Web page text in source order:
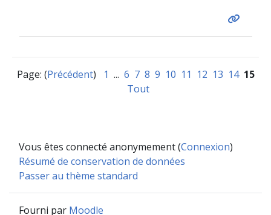
Page: (Précédent) 1 ... 6 7 8 9 10 11 12 13 14 15
Tout
Vous êtes connecté anonymement (Connexion)
Résumé de conservation de données
Passer au thème standard
Fourni par Moodle